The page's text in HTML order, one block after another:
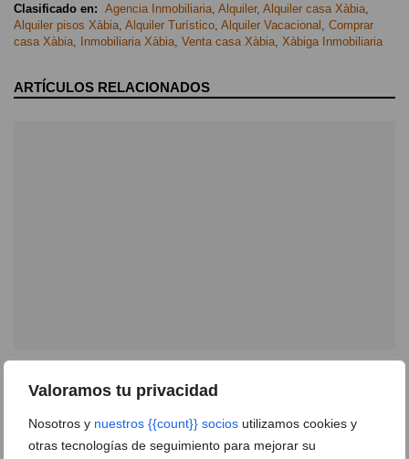
Valoramos tu privacidad
Nosotros y nuestros {{count}} socios utilizamos cookies y
otras tecnologías de seguimiento para mejorar su
Clasificado en: Agencia Inmobiliaria Alquiler, Alquiler casa Xàbia
Alquiler pisos Xàbia Alquiler Turístico Alquiler Vacacional
Comprar
casa Xàbia
Inmobiliaria Xàbia Venta casa Xàbia Xàbiga Inmobiliaria
ARTÍCULOS RELACIONADOS
terraza en el corazón de Teulada
09 de abril de 2026